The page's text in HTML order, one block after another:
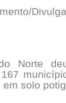
Norte
solo